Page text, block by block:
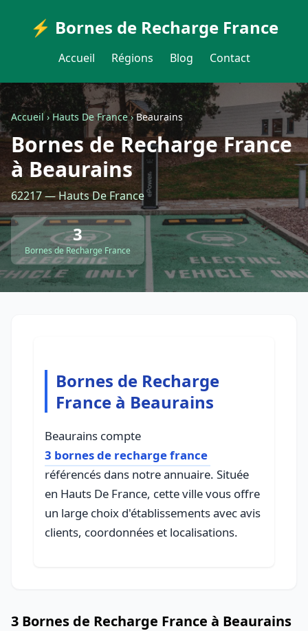
⚡ Bornes de Recharge France
Accueil Régions Blog Contact
Accueil›Hauts De France›Beaurains
Bornes de Recharge France
à Beaurains
62217 — Hauts De France
3
Bornes de Recharge France
Bornes de Recharge
France à Beaurains
Beaurains compte
3 bornes de recharge france
référencés dans notre annuaire. Située
en Hauts De France, cette ville vous offre
un large choix d'établissements avec avis
clients, coordonnées et localisations.
3 Bornes de Recharge France à Beaurains